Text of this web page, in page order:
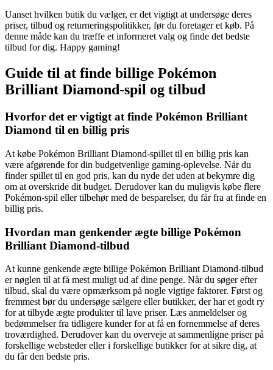
Uanset hvilken butik du vælger, er det vigtigt at undersøge deres
priser, tilbud og returneringspolitikker, før du foretager et køb. På
denne måde kan du træffe et informeret valg og finde det bedste
tilbud for dig. Happy gaming!
Guide til at finde billige Pokémon
Brilliant Diamond-spil og tilbud
Hvorfor det er vigtigt at finde Pokémon Brilliant
Diamond til en billig pris
At købe Pokémon Brilliant Diamond-spillet til en billig pris kan
være afgørende for din budgetvenlige gaming-oplevelse. Når du
finder spillet til en god pris, kan du nyde det uden at bekymre dig
om at overskride dit budget. Derudover kan du muligvis købe flere
Pokémon-spil eller tilbehør med de besparelser, du får fra at finde en
billig pris.
Hvordan man genkender ægte billige Pokémon
Brilliant Diamond-tilbud
At kunne genkende ægte billige Pokémon Brilliant Diamond-tilbud
er nøglen til at få mest muligt ud af dine penge. Når du søger efter
tilbud, skal du være opmærksom på nogle vigtige faktorer. Først og
fremmest bør du undersøge sælgere eller butikker, der har et godt ry
for at tilbyde ægte produkter til lave priser. Læs anmeldelser og
bedømmelser fra tidligere kunder for at få en fornemmelse af deres
troværdighed. Derudover kan du overveje at sammenligne priser på
forskellige websteder eller i forskellige butikker for at sikre dig, at
du får den bedste pris.